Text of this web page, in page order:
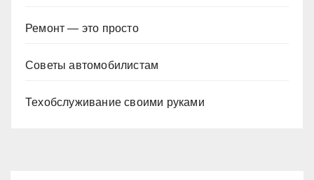
Ремонт — это просто
Советы автомобилистам
Техобслуживание своими руками